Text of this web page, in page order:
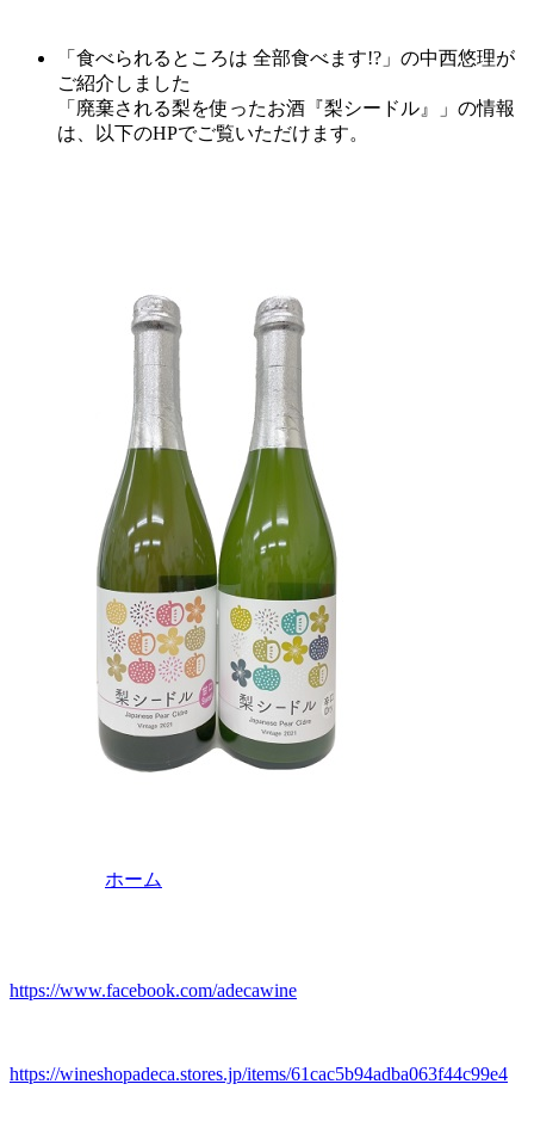
「食べられるところは 全部食べます!?」の中西悠理が
ご紹介しました
「 廃棄される梨を使ったお酒『梨シードル』
」の情報
は、以下のHPでご覧いただけます。
ホーム
https://www.facebook.com/adecawine
https://wineshopadeca.stores.jp/items/61cac5b94adba063f44c99e4